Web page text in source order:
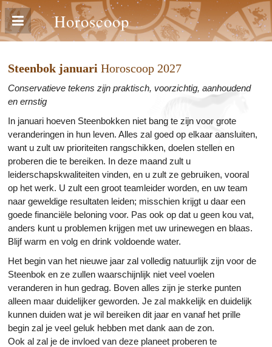
Horoscoop
Steenbok januari Horoscoop 2027
Conservatieve tekens zijn praktisch, voorzichtig, aanhoudend
en ernstig
In januari hoeven Steenbokken niet bang te zijn voor grote
veranderingen in hun leven. Alles zal goed op elkaar aansluiten,
want u zult uw prioriteiten rangschikken, doelen stellen en
proberen die te bereiken. In deze maand zult u
leiderschapskwaliteiten vinden, en u zult ze gebruiken, vooral
op het werk. U zult een groot teamleider worden, en uw team
naar geweldige resultaten leiden; misschien krijgt u daar een
goede financiële beloning voor. Pas ook op dat u geen kou vat,
anders kunt u problemen krijgen met uw urinewegen en blaas.
Blijf warm en volg en drink voldoende water.
Het begin van het nieuwe jaar zal volledig natuurlijk zijn voor de
Steenbok en ze zullen waarschijnlijk niet veel voelen
veranderen in hun gedrag. Boven alles zijn je sterke punten
alleen maar duidelijker geworden. Je zal makkelijk en duidelijk
kunnen duiden wat je wil bereiken dit jaar en vanaf het prille
begin zal je veel geluk hebben met dank aan de zon.
Ook al zal je de invloed van deze planeet proberen te